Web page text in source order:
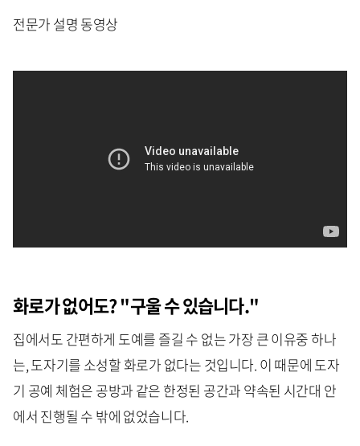
전문가 설명 동영상
화로가 없어도? "구울 수 있습니다."
집에서도 간편하게 도예를 즐길 수 없는 가장 큰 이유중 하나
는, 도자기를 소성할 화로가 없다는 것입니다. 이 때문에 도자
기 공예 체험은 공방과 같은 한정된 공간과 약속된 시간대 안
에서 진행될 수 밖에 없었습니다.